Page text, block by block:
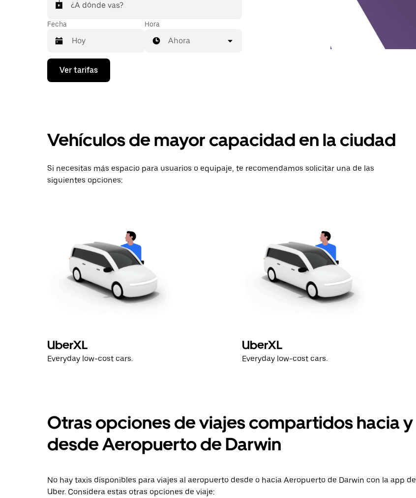
¿A dónde vas?
Fecha
Presiona
flecha
el
calendario
una
fecha.
Hora
Ahora
Ver tarifas
Vehículos de mayor capacidad en la ciudad
Si necesitas más espacio para usuarios o equipaje, te recomendamos solicitar una de las
siguientes opciones:
UberXL
Everyday low-cost cars.
UberXL
Everyday low-cost cars.
Otras opciones de viajes compartidos hacia y
desde Aeropuerto de Darwin
No hay taxis disponibles para viajes al aeropuerto desde o hacia Aeropuerto de Darwin con la app de
Uber. Considera estas otras opciones de viaje: